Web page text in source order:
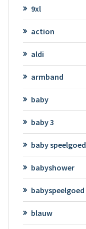
9xl
action
aldi
armband
baby
baby 3
baby speelgoed
babyshower
babyspeelgoed
blauw